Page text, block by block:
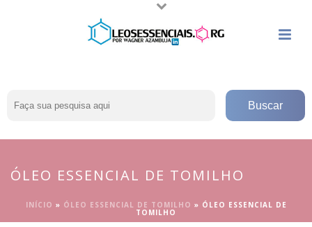
ÓLEO ESSENCIAL DE TOMILHO
INÍCIO » ÓLEO ESSENCIAL DE TOMILHO » ÓLEO ESSENCIAL DE
TOMILHO